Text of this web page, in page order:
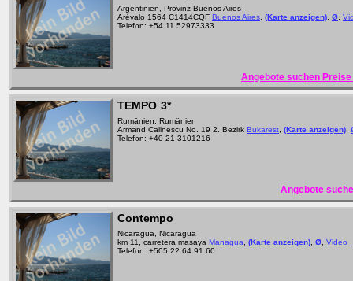
Argentinien, Provinz Buenos Aires
Arévalo 1564 C1414CQF Buenos Aires (Karte anzeigen) Ø
Telefon: +54 11 52973333
Angebote suchen
TEMPO 3*
Rumänien, Rumänien
Armand Calinescu No. 19 2. Bezirk Bukarest (Karte anzeigen)
Telefon: +40 21 3101216
Angebote
Contempo
Nicaragua, Nicaragua
km 11, carretera masaya Managua (Karte anzeigen) Ø Video
Telefon: +505 22 64 91 60